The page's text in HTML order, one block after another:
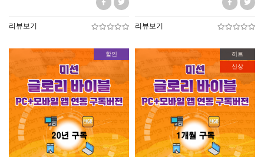
리뷰보기 리뷰보기
할인
히트
신상